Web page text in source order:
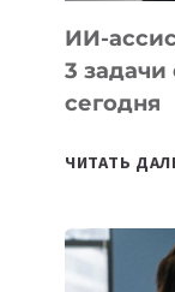
ИИ-
3
сегодня
ЧИТАТЬ